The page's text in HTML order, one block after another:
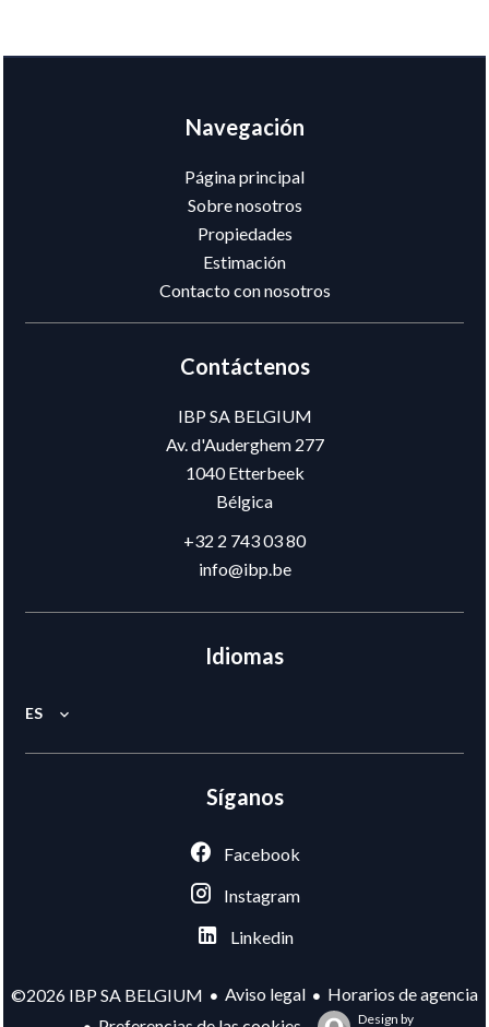
Navegación
Página principal
Sobre nosotros
Propiedades
Estimación
Contacto con nosotros
Contáctenos
IBP SA BELGIUM
Av. d'Auderghem 277
1040Etterbeek
Bélgica
+32 2 743 03 80
info@ibp.be
Idiomas
ES
Síganos
Facebook
Instagram
Linkedin
©2026 IBP SA BELGIUM Aviso legal
Horarios de agencia
Design by